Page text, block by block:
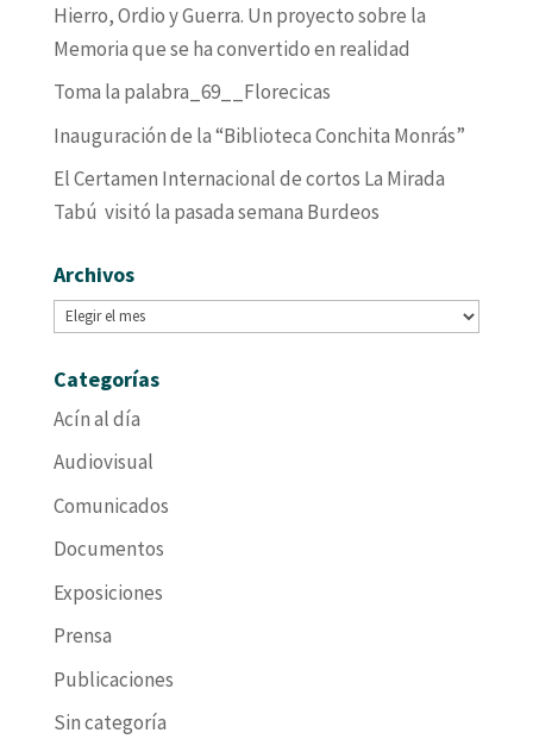
Hierro, Ordio y Guerra. Un proyecto sobre la
Memoria que se ha convertido en realidad
Toma la palabra_69__Florecicas
Inauguración de la “Biblioteca Conchita Monrás”
El Certamen Internacional de cortos La Mirada
Tabú visitó la pasada semana Burdeos
Archivos
Archivos
Categorías
Acín al día
Audiovisual
Comunicados
Documentos
Exposiciones
Prensa
Publicaciones
Sin categoría